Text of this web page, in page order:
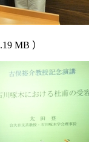
MB ）